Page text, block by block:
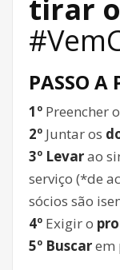
tirar
PASSO A
1º Preencher o
2º Juntar os
3º Levarao
serviço (*de
sócios são
4º Exigir o
5º Buscarem